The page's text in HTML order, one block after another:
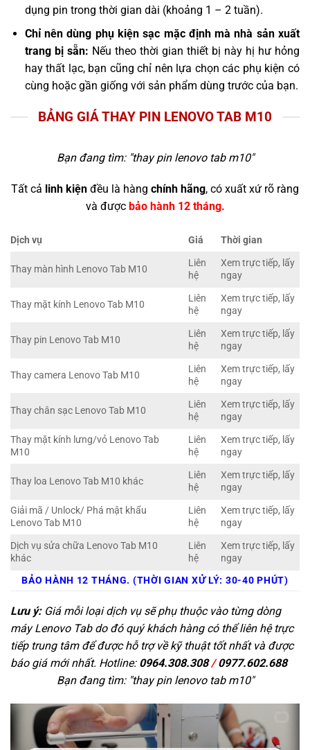
dụng pin trong thời gian dài (khoảng 1 – 2 tuần).
Chỉ nên dùng phụ kiện sạc mặc định mà nhà sản xuất
trang bị sẵn: Nếu theo thời gian thiết bị này hị hư hỏng
hay thất lạc, bạn cũng chỉ nên lựa chọn các phụ kiện có
cùng hoặc gần giống với sản phẩm dùng trước của bạn.
BẢNG GIÁ THAY PIN LENOVO TAB M10
Bạn đang tìm: "thay pin lenovo tab m10"
Tất cả linh kiện đều là hàng chính hãng, có xuất xứ rõ ràng
và được bảo hành 12 tháng.
Dịch vụ Giá Thời gian
Thay màn hình Lenovo Tab M10
Liên
hệ
Xem trực tiếp, lấy
ngay
Thay mặt kính Lenovo Tab M10
Liên
hệ
Xem trực tiếp, lấy
ngay
Thay pin Lenovo Tab M10
Liên
hệ
Xem trực tiếp, lấy
ngay
Thay camera Lenovo Tab M10
Liên
hệ
Xem trực tiếp, lấy
ngay
Thay chân sạc Lenovo Tab M10
Liên
hệ
Xem trực tiếp, lấy
ngay
Thay mặt kính lưng/vỏ Lenovo Tab
M10
Liên
hệ
Xem trực tiếp, lấy
ngay
Thay loa Lenovo Tab M10 khác
Liên
hệ
Xem trực tiếp, lấy
ngay
Giải mã / Unlock/ Phá mật khẩu
Lenovo Tab M10
Liên
hệ
Xem trực tiếp, lấy
ngay
Dịch vụ sửa chữa Lenovo Tab M10
khác
Liên
hệ
Xem trực tiếp, lấy
ngay
BẢO HÀNH 12 THÁNG. (THỜI GIAN XỬ LÝ: 30-40 PHÚT)
Lưu ý:Giá mỗi loại dịch vụ sẽ phụ thuộc vào từng dòng
máy Lenovo Tab do đó quý khách hàng có thể liên hệ trực
tiếp trung tâm để được hỗ trợ về kỹ thuật tốt nhất và được
báo giá mới nhất. Hotline: 0964.308.308/0977.602.688
Bạn đang tìm: "thay pin lenovo tab m10"